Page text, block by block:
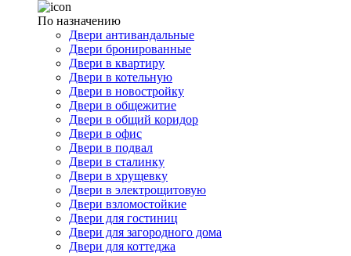
По назначению
Двери антивандальные
Двери бронированные
Двери в квартиру
Двери в котельную
Двери в новостройку
Двери в общежитие
Двери в общий коридор
Двери в офис
Двери в подвал
Двери в сталинку
Двери в хрущевку
Двери в электрощитовую
Двери взломостойкие
Двери для гостиниц
Двери для загородного дома
Двери для коттеджа